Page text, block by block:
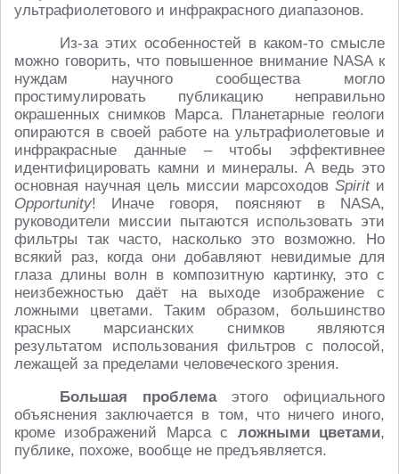
ультрафиолетового и инфракрасного диапазонов.
Из-за этих особенностей в каком-то смысле
можно говорить, что повышенное внимание NASA к
нуждам научного сообщества могло
простимулировать публикацию неправильно
окрашенных снимков Марса. Планетарные геологи
опираются в своей работе на ультрафиолетовые и
инфракрасные данные – чтобы эффективнее
идентифицировать камни и минералы. А ведь это
основная научная цель миссии марсоходовSpiritи
Opportunity! Иначе говоря, поясняют в NASA,
руководители миссии пытаются использовать эти
фильтры так часто, насколько это возможно. Но
всякий раз, когда они добавляют невидимые для
глаза длины волн в композитную картинку, это с
неизбежностью даёт на выходе изображение с
ложными цветами. Таким образом, большинство
красных марсианских снимков являются
результатом использования фильтров с полосой,
лежащей за пределами человеческого зрения.
Большая проблемаэтого официального
объяснения заключается в том, что ничего иного,
кроме изображений Марса с ложными цветами,
публике, похоже, вообще не предъявляется.